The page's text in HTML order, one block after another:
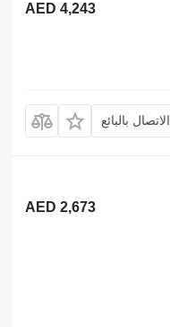
AED 4,243
الاتصال بالبائع
AED 2,673